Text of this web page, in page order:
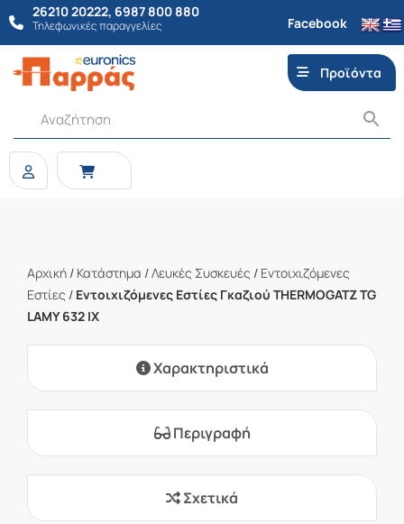
26210 20222, 6987 800 880
Τηλεφωνικές παραγγελίες Facebook
Προϊόντα
Αρχική / Κατάστημα /Λευκές Συσκευές / Εντοιχιζόμενες
Εστίες / Εντοιχιζόμενες Εστίες Γκαζιού THERMOGATZ TG
LAMY 632 IX
Χαρακτηριστικά
Περιγραφή
Σχετικά